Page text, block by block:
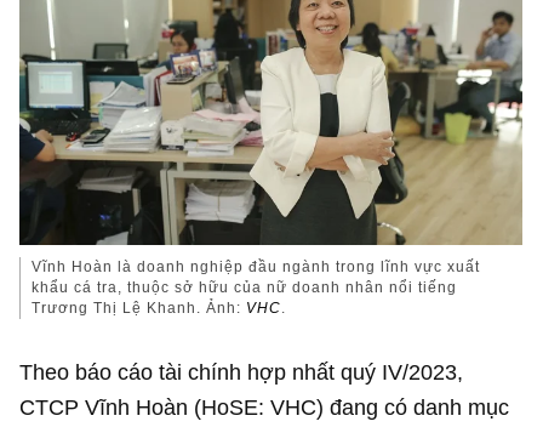
Vĩnh Hoàn là doanh nghiệp đầu ngành trong lĩnh vực xuất
khẩu cá tra, thuộc sở hữu của nữ doanh nhân nổi tiếng
Trương Thị Lệ Khanh. Ảnh: VHC.
Theo báo cáo tài chính hợp nhất quý IV/2023,
CTCP Vĩnh Hoàn (HoSE: VHC) đang có danh mục